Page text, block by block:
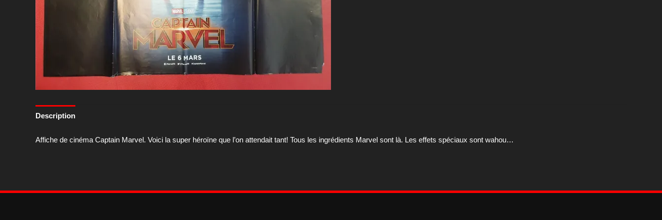
Description
Affiche de cinéma Captain Marvel. Voici la super héroïne que l’on attendait tant! Tous les ingrédients Marvel sont là. Les effets spéciaux sont wahou…